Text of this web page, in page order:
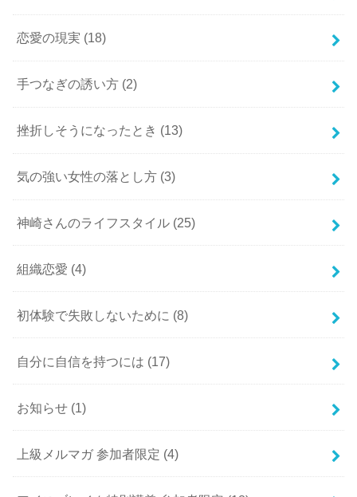
恋愛の現実 (18)
手つなぎの誘い方 (2)
挫折しそうになったとき (13)
気の強い女性の落とし方 (3)
神崎さんのライフスタイル (25)
組織恋愛 (4)
初体験で失敗しないために (8)
自分に自信を持つには (17)
お知らせ (1)
上級メルマガ 参加者限定 (4)